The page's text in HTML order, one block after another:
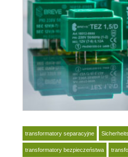
transformatory separacyjne
transformatory bezpieczeństwa